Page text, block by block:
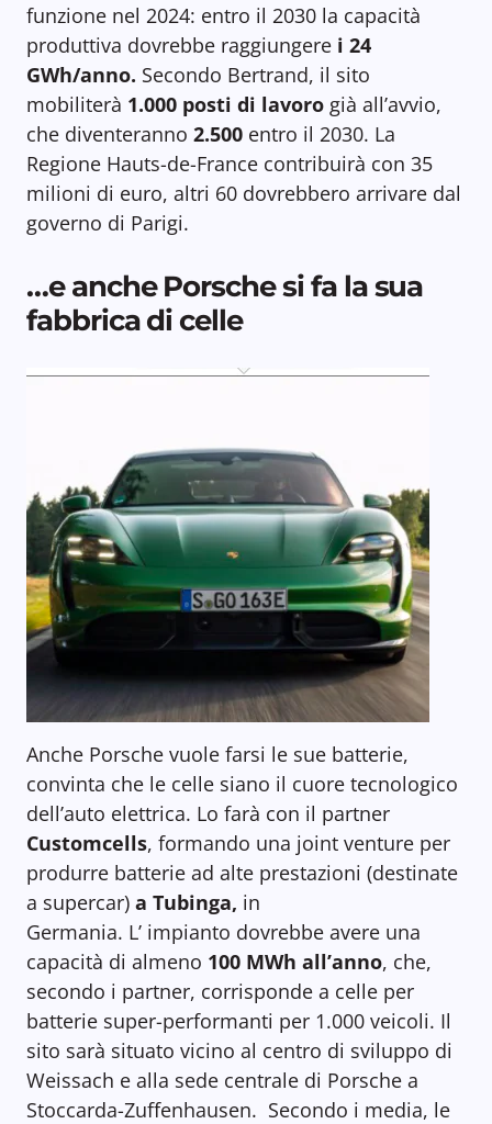
funzione nel 2024: entro il 2030 la capacità
produttiva dovrebbe raggiungere i 24
GWh/anno. Secondo Bertrand, il sito
mobiliterà 1.000 posti di lavoro già all’avvio,
che diventeranno 2.500 entro il 2030. La
Regione Hauts-de-France contribuirà con 35
milioni di euro, altri 60 dovrebbero arrivare dal
governo di Parigi.
…e anche Porsche si fa la sua
fabbrica di celle
Anche Porsche vuole farsi le sue batterie,
convinta che le celle siano il cuore tecnologico
dell’auto elettrica. Lo farà con il partner
Customcells, formando una joint venture per
produrre batterie ad alte prestazioni (destinate
a supercar) a Tubinga, in
Germania. L’ impianto dovrebbe avere una
capacità di almeno 100 MWh all’anno, che,
secondo i partner, corrisponde a celle per
batterie super-performanti per 1.000 veicoli. Il
sito sarà situato vicino al centro di sviluppo di
Weissach e alla sede centrale di Porsche a
Stoccarda-Zuffenhausen. Secondo i media, le